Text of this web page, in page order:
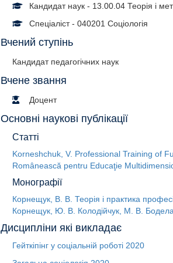
Кандидат наук - 13.00.04 Теорія і
Спеціаліст - 040201 Соціологія
Вчений ступінь
Кандидат педагогічних наук
Вчене звання
Доцент
Основні наукові публікації
Статті
Korneshchuk, V. Professional Training of
Românească pentru Educaţie
Монографії
Корнещук, В. В. Теорія і практика
Корнещук, Ю. В. Колодійчук, М. В.
Дисципліни які викладає
Гейткіпінг у соціальній роботі 2020